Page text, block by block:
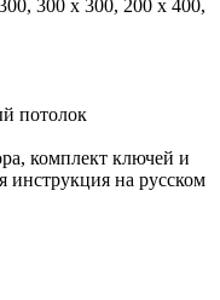
300 x 300, 200 x 400,
потолок
комплект ключей и
инструкция на русском